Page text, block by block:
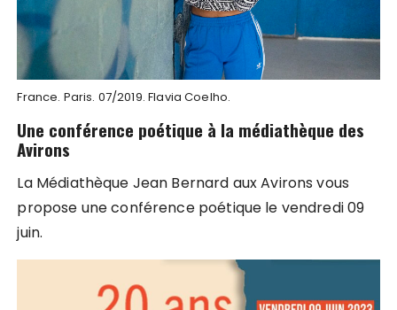
France. Paris. 07/2019. Flavia Coelho.
Une conférence poétique à la médiathèque des
Avirons
La Médiathèque Jean Bernard aux Avirons vous
propose une conférence poétique le vendredi 09
juin.